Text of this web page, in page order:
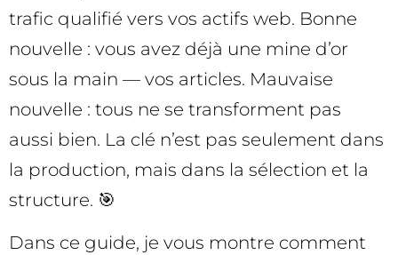
trafic qualifié vers vos actifs web. Bonne
nouvelle : vous avez déjà une mine d’or
sous la main — vos articles. Mauvaise
nouvelle : tous ne se transforment pas
aussi bien. La clé n’est pas seulement dans
la production, mais dans la sélection et la
structure. 🎯
Dans ce guide, je vous montre comment